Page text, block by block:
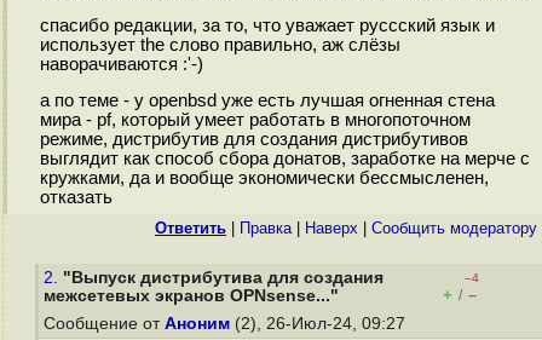
спасибо редакции, за то, что уважает руссский язык и
использует the слово правильно, аж слёзы
наворачиваются :'-)
а по теме - у openbsd уже есть лучшая огненная стена
мира - pf, который умеет работать в многопоточном
режиме, дистрибутив для создания дистрибутивов
выглядит как способ сбора донатов, заработке на мерче с
кружками, да и вообще экономически бессмысленен,
отказать
Ответить Правка| Наверх Cообщить модератору
2. "Выпуск дистрибутива для создания
межсетевых экранов OPNsense..."
–4
+ / –
Сообщение от Аноним (2), 26-Июл-24, 09:27